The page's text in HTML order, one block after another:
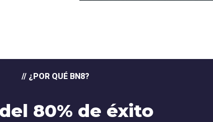
// ¿POR QUÉ BN8?
80% de éxito